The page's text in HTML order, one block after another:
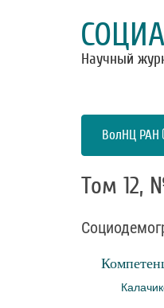
Научный
ВолНЦ РАН
Том 12,